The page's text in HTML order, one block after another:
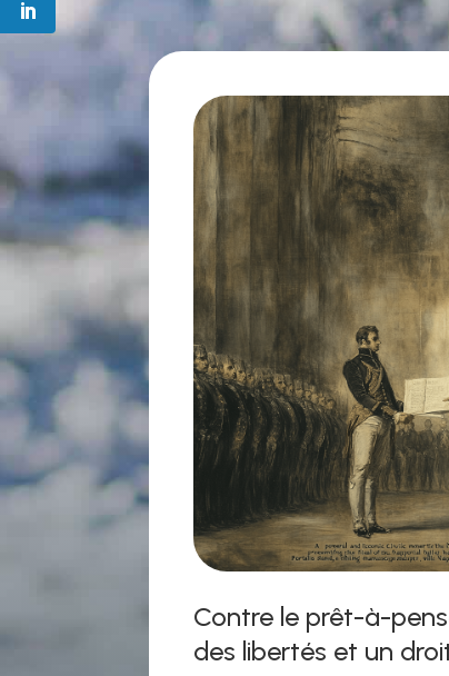
Contre le prêt-à-
des libertés et un